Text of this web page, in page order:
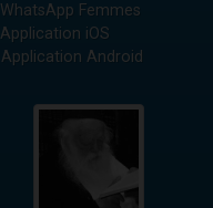
WhatsApp Femmes
Application iOS
Application Android